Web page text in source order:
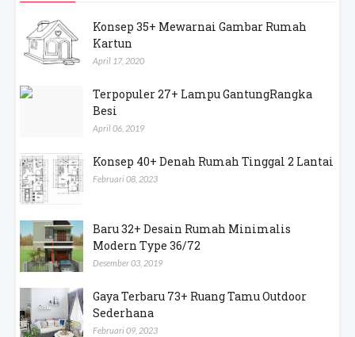
Konsep 35+ Mewarnai Gambar Rumah
Kartun
April 17, 2020
Terpopuler 27+ Lampu GantungRangka
Besi
April 06, 2019
Konsep 40+ Denah Rumah Tinggal 2 Lantai
Februari 08, 2023
Baru 32+ Desain Rumah Minimalis
Modern Type 36/72
Desember 03, 2019
Gaya Terbaru 73+ Ruang Tamu Outdoor
Sederhana
Februari 09, 2023